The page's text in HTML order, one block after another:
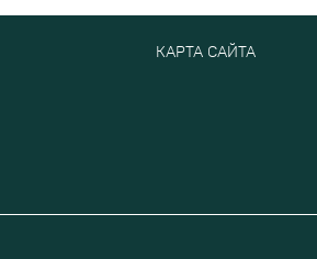
КАРТА САЙТА